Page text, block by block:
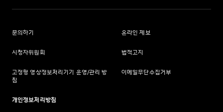
문의하기 온라인 제보
시청자위원회 법적고지
고정형 영상정보처리기기 운영/관리 방
침
이메일무단수집거부
개인정보처리방침